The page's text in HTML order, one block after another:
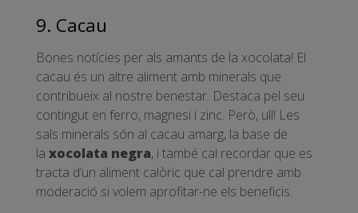
9. Cacau
Bones notícies per als amants de la xocolata! El
cacau és un altre aliment amb minerals que
contribueix al nostre benestar. Destaca pel seu
contingut en ferro, magnesi i zinc. Però, ull! Les
sals minerals són al cacau amarg, la base de
la xocolata negra, i també cal recordar que es
tracta d’un aliment calòric que cal prendre amb
moderació si volem aprofitar-ne els beneficis.